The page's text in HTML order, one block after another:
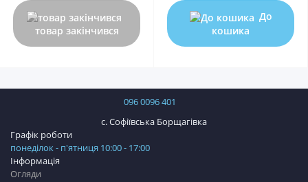
товар закінчився
До
кошика
096 0096 401
с. Софіївська Борщагівка
Інформація
Огляди
Графік роботи
понеділок - п'ятниця 10:00 - 17:00